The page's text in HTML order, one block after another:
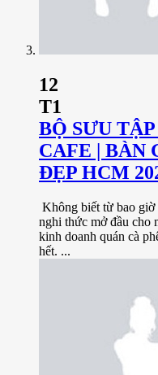
12
T1
BỘ SƯU
CAFE | BÀN
ĐẸP HCM
Không biết từ bao giờ
nghi thức mở đầu cho
kinh doanh quán cà
hết. ...